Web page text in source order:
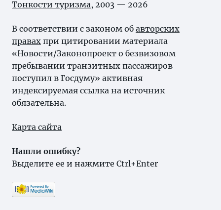
Тонкости туризма, 2003 — 2026
В соответствии с законом об авторских
правах при цитировании материала
«Новости/Законопроект о безвизовом
пребывании транзитных пассажиров
поступил в Госдуму» активная
индексируемая ссылка на источник
обязательна.
Карта сайта
Нашли ошибку?
Выделите ее и нажмите Ctrl+Enter